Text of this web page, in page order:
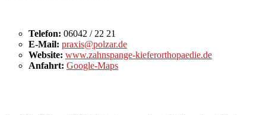
Telefon: 06042 / 22 21
E-Mail: praxis@polzar.de
Website: www.zahnspange-kieferorthopaedie.de
Anfahrt: Google-Maps